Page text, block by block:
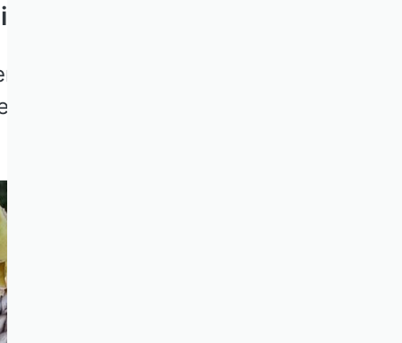
schürfen
Ressourcenbündel,